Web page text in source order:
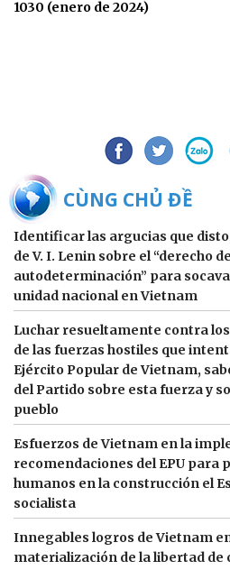
1030 (enero de 2024)
BÀI CÙNG CHỦ ĐỀ
Identificar las argucias que
de V. I. Lenin sobre el “derecho
autodeterminación” para
unidad nacional en Vietnam
Luchar resueltamente contra
de las fuerzas hostiles que
Ejército Popular de Vietnam,
del Partido sobre esta fuerza y
pueblo
Esfuerzos de Vietnam en la
recomendaciones del EPU para
humanos en la construcción el
socialista
Innegables logros de Vietnam
materialización de la libertad de